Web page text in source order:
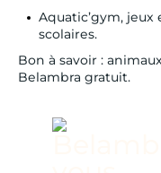
Aquatic’gym,
scolaires.
Bon à savoir :
Belambra gratuit.